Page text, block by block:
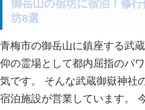
御岳山の宿坊に宿泊！修
坊8選
青梅市の御岳山に鎮座する武
仰の霊場として都内屈指のパ
気です。 そんな武蔵御嶽神社
宿泊施設が営業しています。